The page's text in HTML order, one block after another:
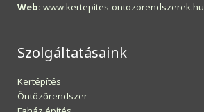
Web: www.kertepites-ontozorendszerek.hu
Szolgáltatásaink
Kertépítés
Öntözőrendszer